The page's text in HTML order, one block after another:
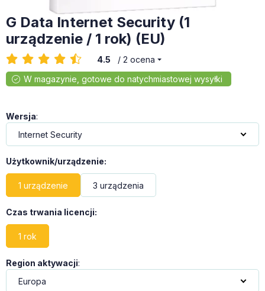
G Data Internet Security (1
urządzenie / 1 rok) (EU)
4.5 / 2 ocena
Wersja:
Użytkownik/urządzenie:
1 urządzenie 3 urządzenia
Czas trwania licencji:
1 rok
Region aktywacji: